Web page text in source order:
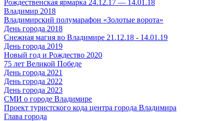
Рождественская ярмарка 24.12.17 — 14.01.18
Владимир 2018
Владимирский полумарафон «Золотые ворота»
День города 2018
Снежная магия во Владимире 21.12.18 - 14.01.19
День города 2019
Новый год и Рождество 2020
75 лет Великой Победе
День города 2021
День города 2022
День города 2023
СМИ о городе Владимире
Проект туристского кода центра города Владимира
Глава города